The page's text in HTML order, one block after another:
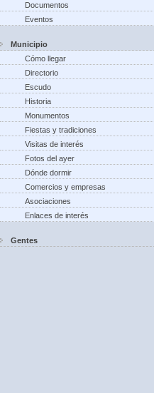
Documentos
Eventos
Municipio
Cómo llegar
Directorio
Escudo
Historia
Monumentos
Fiestas y tradiciones
Visitas de interés
Fotos del ayer
Dónde dormir
Comercios y empresas
Asociaciones
Enlaces de interés
Gentes